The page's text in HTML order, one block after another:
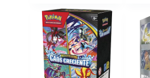
original
era:
39,95 €.
actual
es:
36,95 €.
es: